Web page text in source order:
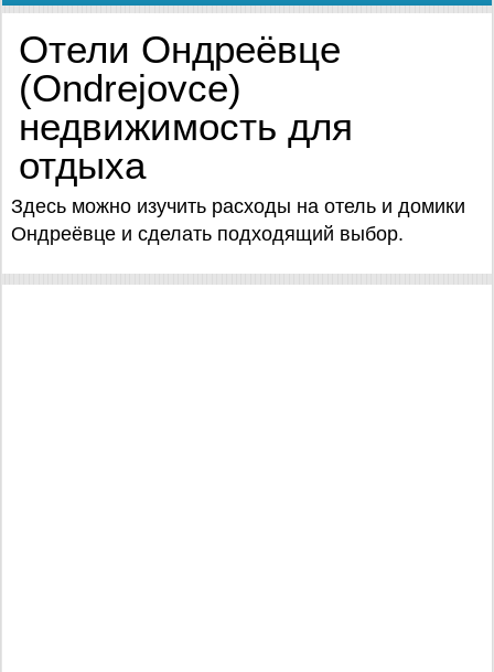
Отели Ондреёвце
(Ondrejovce)
недвижимость для
отдыха
Здесь можно изучить расходы на отель и домики
Ондреёвце и сделать подходящий выбор.